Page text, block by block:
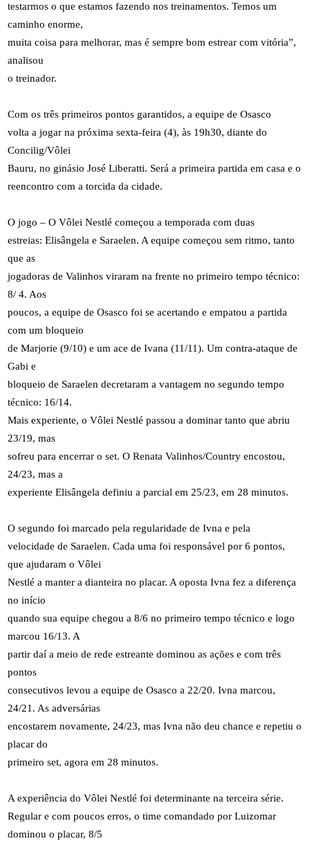
testarmos o que estamos fazendo nos treinamentos. Temos um
caminho enorme,
muita coisa para melhorar, mas é sempre bom estrear com vitória”,
analisou
o treinador.
Com os três primeiros pontos garantidos, a equipe de Osasco
volta a jogar na próxima sexta-feira (4), às 19h30, diante do
Concilig/Vôlei
Bauru, no ginásio José Liberatti. Será a primeira partida em casa e o
reencontro com a torcida da cidade.
O jogo – O Vôlei Nestlé começou a temporada com duas
estreias: Elisângela e Saraelen. A equipe começou sem ritmo, tanto
que as
jogadoras de Valinhos viraram na frente no primeiro tempo técnico:
8/ 4. Aos
poucos, a equipe de Osasco foi se acertando e empatou a partida
com um bloqueio
de Marjorie (9/10) e um ace de Ivana (11/11). Um contra-ataque de
Gabi e
bloqueio de Saraelen decretaram a vantagem no segundo tempo
técnico: 16/14.
Mais experiente, o Vôlei Nestlé passou a dominar tanto que abriu
23/19, mas
sofreu para encerrar o set. O Renata Valinhos/Country encostou,
24/23, mas a
experiente Elisângela definiu a parcial em 25/23, em 28 minutos.
O segundo foi marcado pela regularidade de Ivna e pela
velocidade de Saraelen. Cada uma foi responsável por 6 pontos,
que ajudaram o Vôlei
Nestlé a manter a dianteira no placar. A oposta Ivna fez a diferença
no início
quando sua equipe chegou a 8/6 no primeiro tempo técnico e logo
marcou 16/13. A
partir daí a meio de rede estreante dominou as ações e com três
pontos
consecutivos levou a equipe de Osasco a 22/20. Ivna marcou,
24/21. As adversárias
encostarem novamente, 24/23, mas Ivna não deu chance e repetiu o
placar do
primeiro set, agora em 28 minutos.
A experiência do Vôlei Nestlé foi determinante na terceira série.
Regular e com poucos erros, o time comandado por Luizomar
dominou o placar, 8/5